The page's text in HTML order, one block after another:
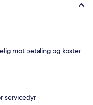
mot betaling og koster
servicedyr